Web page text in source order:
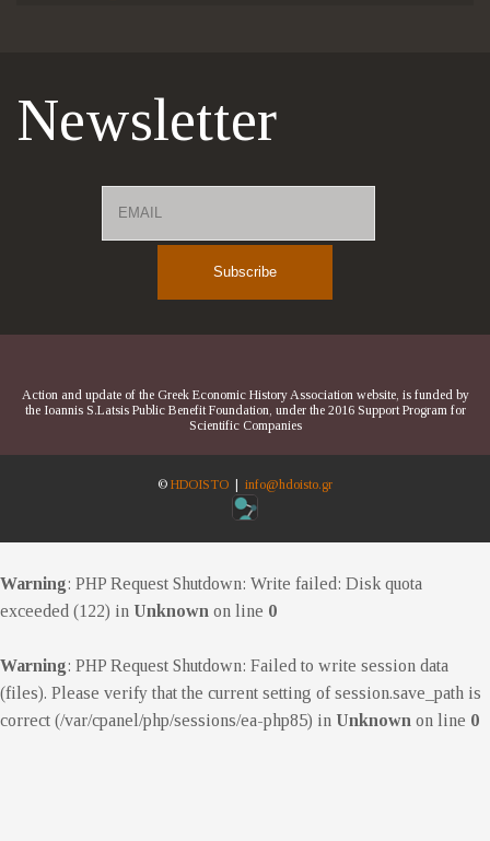
Newsletter
Action and update of the Greek Economic History Association website, is funded by
the Ioannis S.Latsis Public Benefit Foundation, under the 2016 Support Program for
Scientific Companies
© HDOISTO | info@hdoisto.gr
Warning: PHP Request Shutdown: Write failed: Disk quota
exceeded (122) in Unknown on line 0
Warning: PHP Request Shutdown: Failed to write session data
(files). Please verify that the current setting of session.save_path is
correct (/var/cpanel/php/sessions/ea-php85) in Unknown on line 0